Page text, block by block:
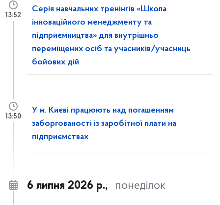
Серія навчальних тренінгів «Школа
інноваційного менеджменту та
підприємництва» для внутрішньо
переміщених осіб та учасників/учасниць
бойових дій
13:52
У м. Києві працюють над погашенням
заборгованості із заробітної плати на
підприємствах
13:50
6 липня 2026 р., понеділок